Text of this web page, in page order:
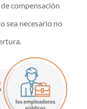
compensación
sea necesario no